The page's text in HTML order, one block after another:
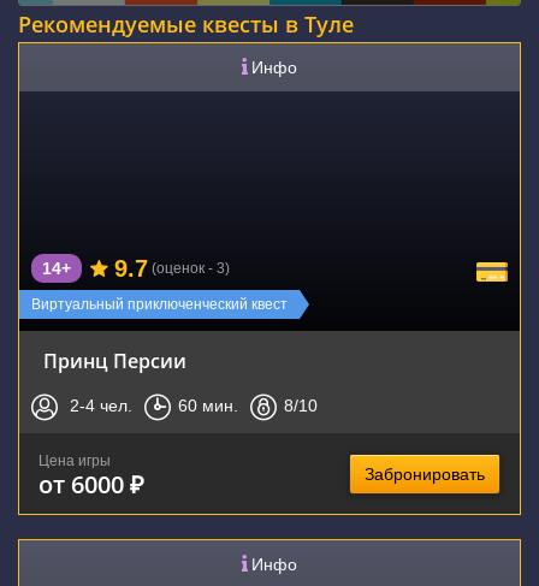
Рекомендуемые квесты в Туле
Инфо
Виртуальный приключенческий квест
14+ 9.7 (оценок - 3)
Принц Персии
2-4 чел. 60 мин. 8/10
Цена игры
от 6000 ₽ Забронировать
Инфо